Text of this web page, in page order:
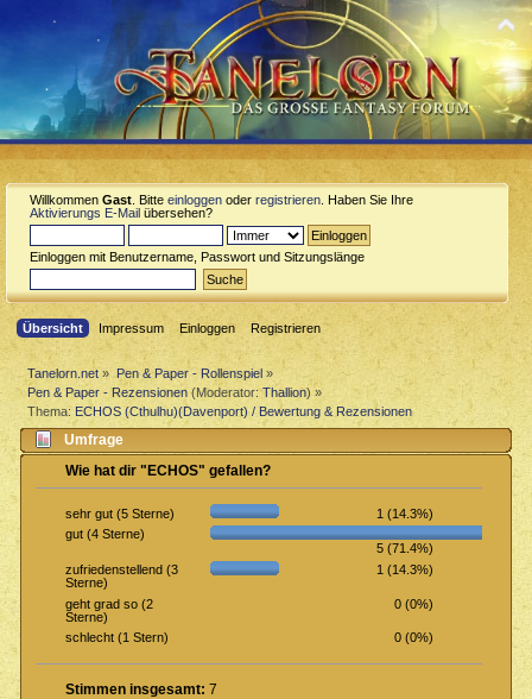
Willkommen Gast . Bitte einloggen oder registrieren . Haben Sie Ihre
Aktivierungs E-Mail übersehen?
Einloggen mit Benutzername, Passwort und Sitzungslänge
Übersicht Impressum Einloggen Registrieren
Tanelorn.net » Pen & Paper - Rollenspiel»
Pen & Paper - Rezensionen(Moderator:Thallion) »
Thema:ECHOS (Cthulhu)(Davenport) / Bewertung & Rezensionen
Umfrage
Wie hat dir "ECHOS" gefallen?
sehr gut (5 Sterne)
1 (14.3%)
gut (4 Sterne)
5 (71.4%)
zufriedenstellend (3
Sterne)
1 (14.3%)
geht grad so (2
Sterne)
0 (0%)
schlecht (1 Stern) 0 (0%)
Stimmen insgesamt: 7